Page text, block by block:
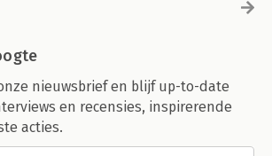
nieuwsbrief en blijf up-to-date
en recensies, inspirerende
acties.